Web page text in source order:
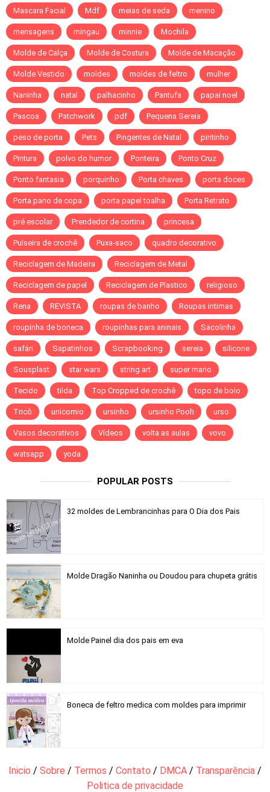
Mascara Facial Mdf meias de seda menino
mensagens mingau minnie Mochila
Molde de Calça Molde de Costura Molde de Macação
Molde Vestido moldes moldes de feltro mulher
Naninha natal palhacinho Pantufa papai noel
Pascoa Patchwork pdf Pequena Sereia
peso de porta Pets Pingentes de Natal pintinho
Pintura polvo do humor Ponteira Ponto Cruz
Ponto fantasia porquinho Porta chaves porta doces
Porta pano de copa porta papel toalha Porta Retrato
pré escolar Prendedor de cortina princesa
Pulseira de crochê Puxa-saco quadro decorativo
Reciclagem de Madeira Reciclagem de Metal
Reciclagem de papel Reciclagem de Plastico religioso
Rena REVISTA roupas de banho Roupas intimas
roupinha de boneca roupinhas para aninais Sacolinha
safári Sapatinhos Scrapbooking sereia silicone
Sousplast star wars string art super mario
Tecido tilda Top Cropped de crochê topo de bolo
Tricô unicornio ursinho ursinho Pooh urso
Vasos decorativos Vídeos volta as aulas vovo
watsapp yoda
POPULAR POSTS
32 moldes de Lembrancinhas para O Dia dos Pais
Molde Dragão Naninha ou Doudou para chupeta grátis
Molde Painel dia dos pais em eva
Boneca de feltro medica com moldes para imprimir
Inicio / Sobre / Termos / Contato / DMCA / Transparência /
Politica de privacidade